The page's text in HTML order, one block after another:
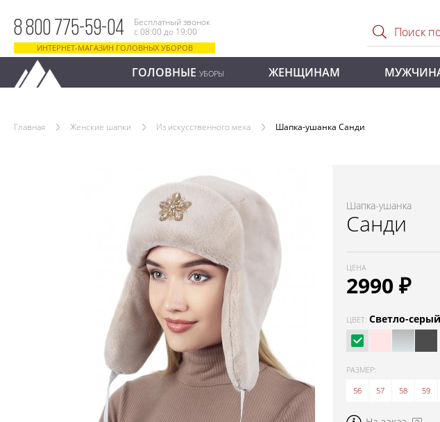
8 800 775-59-04
Бесплатный звонок
с 08:00 до 19:00
ИНТЕРНЕТ-МАГАЗИН ГОЛОВНЫХ УБОРОВ
ГОЛОВНЫЕ УБОРЫ ЖЕНЩИНАМ
Главная Женские шапки Из искусственного меха Шапка-ушанка Санди
Шапка-ушанка
Санди
ЦЕНА
2990 ₽
ЦВЕТ: Светло-серый
РАЗМЕР:
56
57 58 59